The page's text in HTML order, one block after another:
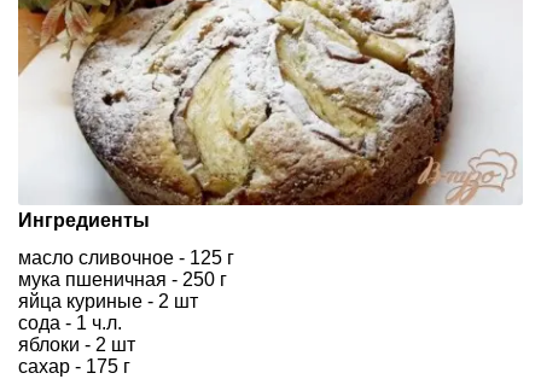
Ингредиенты
масло сливочное - 125 г
мука пшеничная - 250 г
яйца куриные - 2 шт
сода - 1 ч.л.
яблоки - 2 шт
сахар - 175 г